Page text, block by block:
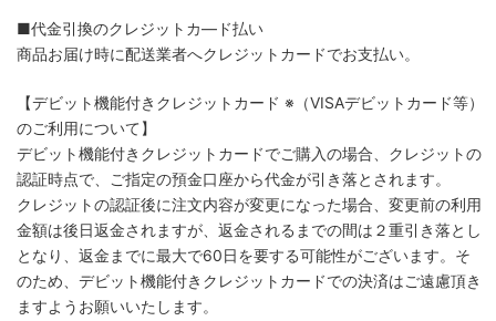
■代金引換のクレジットカ―ド払い
商品お届け時に配送業者へクレジットカードでお支払い。
【デビット機能付きクレジットカード ※（VISAデビットカード等）
のご利用について】
デビット機能付きクレジットカードでご購入の場合、クレジットの
認証時点で、ご指定の預金口座から代金が引き落とされます。
クレジットの認証後に注文内容が変更になった場合、変更前の利用
金額は後日返金されますが、返金されるまでの間は２重引き落とし
となり、返金までに最大で60日を要する可能性がございます。そ
のため、デビット機能付きクレジットカードでの決済はご遠慮頂き
ますようお願いいたします。